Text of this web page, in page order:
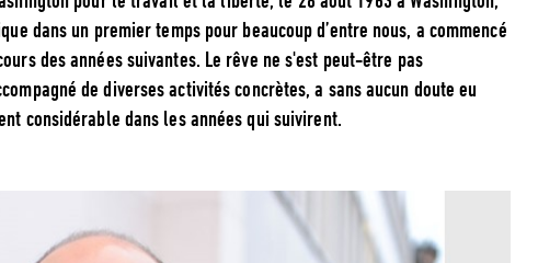
dans un premier temps pour beaucoup d’entre nous, a commencé
des années suivantes. Le rêve ne s'est peut-être pas
de diverses activités concrètes, a sans aucun doute eu
considérable dans les années qui suivirent.